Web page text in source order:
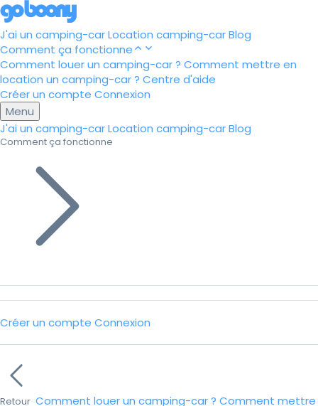
J'ai un camping-carLocation camping-carBlog
Comment ça fonctionne
Comment louer un camping-car ? Comment mettre en
location un camping-car ? Centre d'aide
Créer un compte Connexion
Menu
J'ai un camping-carLocation camping-carBlog
Comment ça fonctionne
Créer un compte Connexion
Retour Comment louer un camping-car ? Comment mettre